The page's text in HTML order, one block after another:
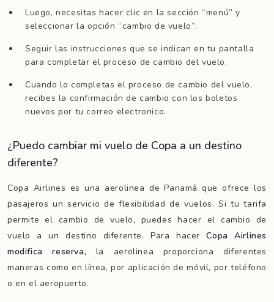
Luego, necesitas hacer clic en la sección “menú” y
seleccionar la opción “cambio de vuelo”.
Seguir las instrucciones que se indican en tu pantalla
para completar el proceso de cambio del vuelo.
Cuando lo completas el proceso de cambio del vuelo,
recibes la confirmación de cambio con los boletos
nuevos por tu correo electronico.
¿Puedo cambiar mi vuelo de Copa a un destino
diferente?
Copa Airlines es una aerolinea de Panamá que ofrece los
pasajeros un servicio de flexibilidad de vuelos. Si tu tarifa
permite el cambio de vuelo, puedes hacer el cambio de
vuelo a un destino diferente. Para hacerCopa Airlines
modifica reserva, la aerolinea proporciona diferentes
maneras como en línea, por aplicación de móvil, por teléfono
o en el aeropuerto.